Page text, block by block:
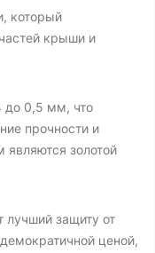
который
крыши и
до 0,5 мм, что
прочности и
золотой
лучший защиту от
ценой,